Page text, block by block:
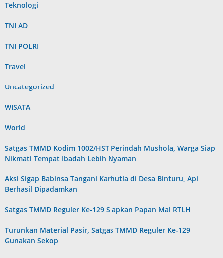
Teknologi
TNI AD
TNI POLRI
Travel
Uncategorized
WISATA
World
Satgas TMMD Kodim 1002/HST Perindah Mushola, Warga Siap
Nikmati Tempat Ibadah Lebih Nyaman
Aksi Sigap Babinsa Tangani Karhutla di Desa Binturu, Api
Berhasil Dipadamkan
Satgas TMMD Reguler Ke-129 Siapkan Papan Mal RTLH
Turunkan Material Pasir, Satgas TMMD Reguler Ke-129
Gunakan Sekop